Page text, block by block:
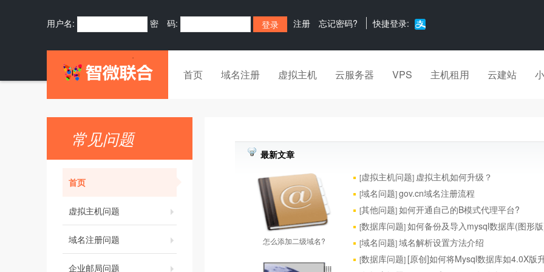
用户名: 密 码: 注册 忘记密码? 快捷登录:
首页 域名注册 虚拟主机 云服务器 VPS 主机租用 云建站
常见问题
首页
虚拟主机问题
域名注册问题
企业邮局问题
最新文章
怎么添加二级域名?
[虚拟主机问题] 虚拟主机如何升级？
[域名问题]gov.cn域名注册流程
[其他问题]如何开通自己的B模式代理平台?
[数据库问题]如何备份及导入mysql数据库(图形
[域名问题]域名解析设置方法介绍
[数据库问题] [原创]如何将Mysql数据库如4.0X版